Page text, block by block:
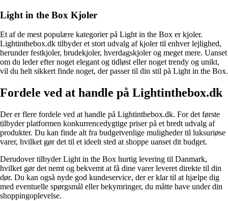
Light in the Box Kjoler
Et af de mest populære kategorier på Light in the Box er kjoler.
Lightinthebox.dk tilbyder et stort udvalg af kjoler til enhver lejlighed,
herunder festkjoler, brudekjoler, hverdagskjoler og meget mere. Uanset
om du leder efter noget elegant og tidløst eller noget trendy og unikt,
vil du helt sikkert finde noget, der passer til din stil på Light in the Box.
Fordele ved at handle på Lightinthebox.dk
Der er flere fordele ved at handle på Lightinthebox.dk. For det første
tilbyder platformen konkurrencedygtige priser på et bredt udvalg af
produkter. Du kan finde alt fra budgetvenlige muligheder til luksuriøse
varer, hvilket gør det til et ideelt sted at shoppe uanset dit budget.
Derudover tilbyder Light in the Box hurtig levering til Danmark,
hvilket gør det nemt og bekvemt at få dine varer leveret direkte til din
dør. Du kan også nyde god kundeservice, der er klar til at hjælpe dig
med eventuelle spørgsmål eller bekymringer, du måtte have under din
shoppingoplevelse.